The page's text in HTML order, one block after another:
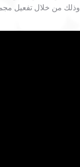
للتدبير المندمج للموارد المائية بحوض سوس ماسة والتي